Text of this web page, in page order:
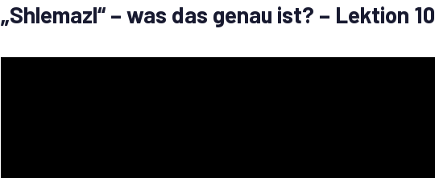
„Shlemazl“ – was das genau ist? – Lektion 10